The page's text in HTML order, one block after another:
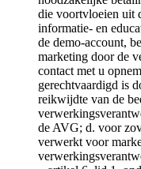
die voortvloeien uit
informatie- en
de demo-account,
marketing door de
contact met u
gerechtvaardigd is
reikwijdte van de
de AVG; d. voor
verwerkt voor